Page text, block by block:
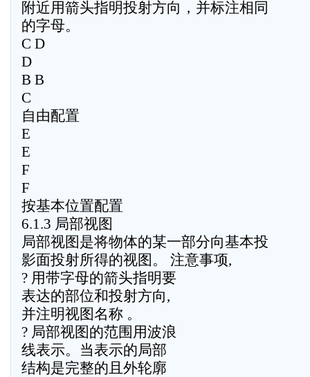
附近用箭头指明投射方向，并标注相同
的字母。
C D
D
B B
C
自由配置
E
E
F
F
按基本位置配置
6.1.3 局部视图
局部视图是将物体的某一部分向基本投
影面投射所得的视图。 注意事项,
? 用带字母的箭头指明要
表达的部位和投射方向,
并注明视图名称 。
? 局部视图的范围用波浪
线表示。当表示的局部
结构是完整的且外轮廓